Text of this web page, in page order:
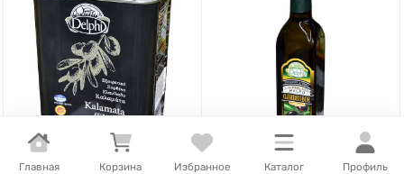
Главная Корзина Избранное Каталог Профиль